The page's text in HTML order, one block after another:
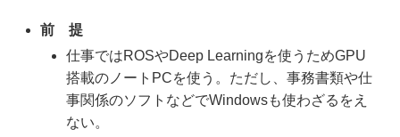
前 提
仕事ではROSやDeep Learningを使うためGPU
搭載のノートPCを使う。ただし、事務書類や仕
事関係のソフトなどでWindowsも使わざるをえ
ない。